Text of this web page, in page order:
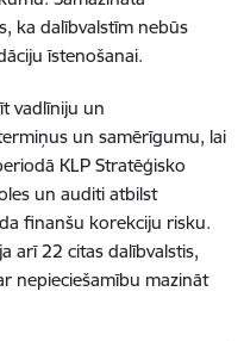
ka dalībvalstīm nebūs
īstenošanai.
vadlīniju un
un samērīgumu, lai
KLP Stratēģisko
un auditi atbilst
finanšu korekciju risku.
arī 22 citas dalībvalstis,
nepieciešamību mazināt